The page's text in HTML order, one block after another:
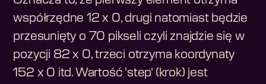
współrzędne 12 x 0, drugi natomiast będzie
przesunięty o 70 pikseli czyli znajdzie się w
pozycji 82 x 0, trzeci otrzyma koordynaty
152 x 0 itd. Wartość 'step' (krok) jest